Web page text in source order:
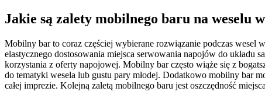
Jakie są zalety mobilnego baru na weselu
Mobilny bar to coraz częściej wybierane rozwiązanie podczas wesel
elastycznego dostosowania miejsca serwowania napojów do
korzystania z oferty napojowej. Mobilny bar często wiąże się z
do tematyki wesela lub gustu pary młodej. Dodatkowo mobilny bar
całej imprezie. Kolejną zaletą mobilnego baru jest oszczędność